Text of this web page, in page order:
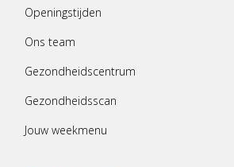
Openingstijden
Ons team
Gezondheidscentrum
Gezondheidsscan
Jouw weekmenu